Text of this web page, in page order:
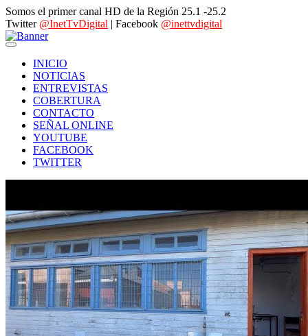
Somos el primer canal HD de la Región 25.1 -25.2
Twitter @InetTvDigital | Facebook @inettvdigital
INICIO
NOTICIAS
ENTREVISTAS
COBERTURA
CONTACTO
SEÑAL ONLINE
YOUTUBE
FACEBOOK
TWITTER